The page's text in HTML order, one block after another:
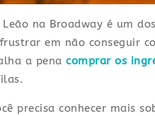
Leão na Broadway é um
em não conseguir
a penacomprar os
precisa conhecer mais